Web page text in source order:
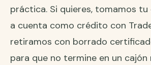
práctica. Si quieres, tomamos
a cuenta como crédito con
retiramos con borrado
para que no termine en un cajón